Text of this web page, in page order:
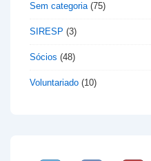
Sem categoria(75)
SIRESP (3)
Sócios (48)
Voluntariado (10)